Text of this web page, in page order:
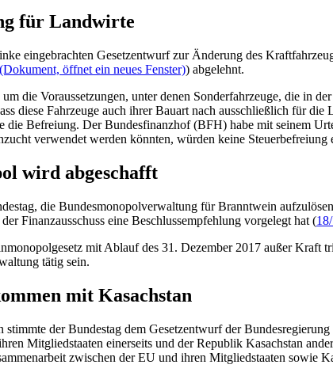
für Landwirte
eingebrachten Gesetzentwurf zur Änderung des
(Dokument, öffnet ein neues Fenster)) abgelehnt.
die Voraussetzungen, unter denen Sonderfahrzeuge, die in
diese Fahrzeuge auch ihrer Bauart nach ausschließlich für
die Befreiung. Der Bundesfinanzhof (BFH) habe mit seinem
verwendet werden könnten, würden keine
wird abgeschafft
die Bundesmonopolverwaltung für Branntwein
Finanzausschuss eine Beschlussempfehlung vorgelegt hat (
mit Ablauf des 31. Dezember 2017 außer
tätig sein.
mit Kasachstan
der Bundestag dem Gesetzentwurf der
Mitgliedstaaten einerseits und der Republik Kasachstan
zwischen der EU und ihren Mitgliedstaaten sowie